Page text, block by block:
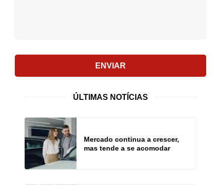
ENVIAR
ÚLTIMAS NOTÍCIAS
Mercado continua a crescer,
mas tende a se acomodar